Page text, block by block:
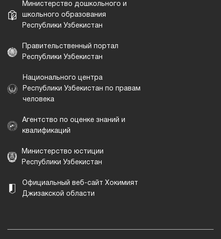
Министерство дошкольного и
школьного образования
Республики Узбекистан
Правительственный портал
Республики Узбекистан
Национального центра
Республики Узбекистан по правам
человека
Агентство по оценке знаний и
квалификаций
Министерство юстиции
Республики Узбекистан
Официальный веб-сайт Хокимият
Джизакской области